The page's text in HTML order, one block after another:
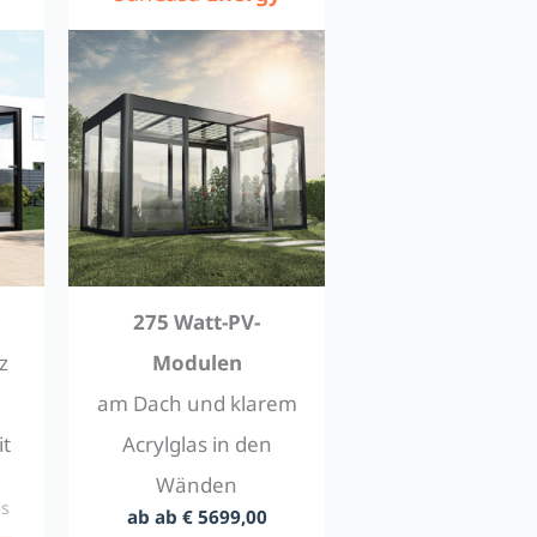
275 Watt-PV-
Modulen
am Dach und klarem
Acrylglas in den
Wänden
ab ab € 5699,00